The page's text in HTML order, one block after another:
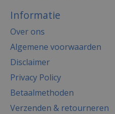
Informatie
Over ons
Algemene voorwaarden
Disclaimer
Privacy Policy
Betaalmethoden
Verzenden & retourneren